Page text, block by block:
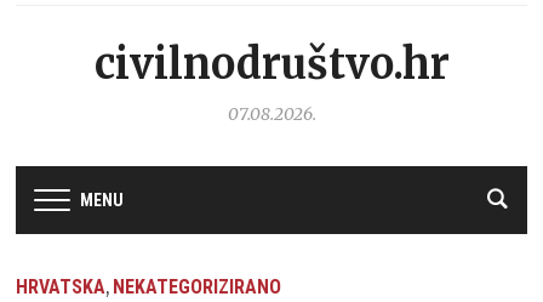
civilnodruštvo.hr
07.08.2026.
MENU
HRVATSKA, NEKATEGORIZIRANO